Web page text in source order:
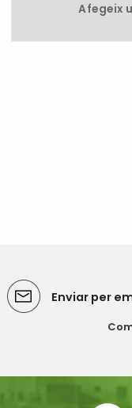
Afegeix
Enviar per